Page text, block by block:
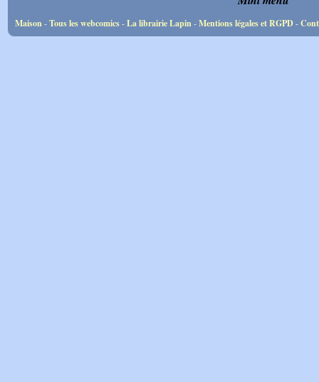
Maison-Tous les webcomics-La librairie Lapin-Mentions légales et RGPD-